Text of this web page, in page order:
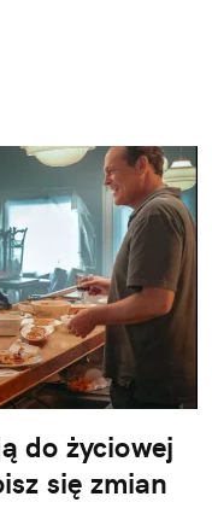
do życiowej
się zmian